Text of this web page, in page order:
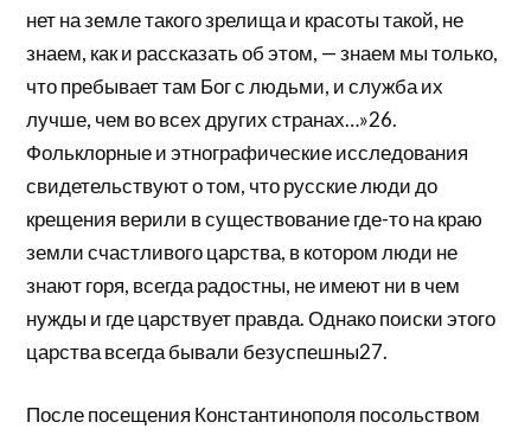
нет на земле такого зрелища и красоты такой, не
знаем, как и рассказать об этом, — знаем мы только,
что пребывает там Бог с людьми, и служба их
лучше, чем во всех других странах…»26.
Фольклорные и этнографические исследования
свидетельствуют о том, что русские люди до
крещения верили в существование где-то на краю
земли счастливого царства, в котором люди не
знают горя, всегда радостны, не имеют ни в чем
нужды и где царствует правда. Однако поиски этого
царства всегда бывали безуспешны27.
После посещения Константинополя посольством